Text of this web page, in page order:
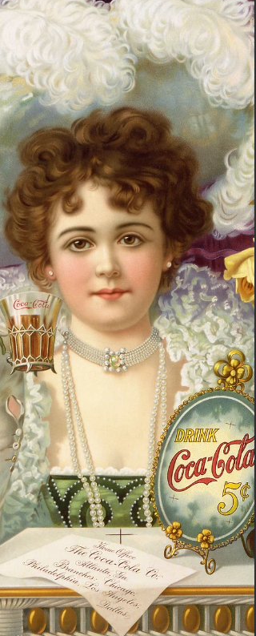
Gentileza e bom atendimento são
e vitais para manter o seu negócio
funcionando. Mais do que isso, mantém sua
empresa viva e...